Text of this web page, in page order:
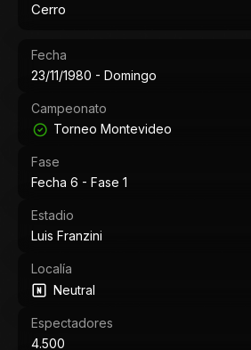
Cerro
Fecha
23/11/1980 - Domingo
Campeonato
Torneo Montevideo
Fase
Fecha 6 - Fase 1
Estadio
Luis Franzini
Localía
Neutral
Espectadores
4.500